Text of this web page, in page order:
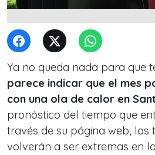
Ya no queda nada para que
parece indicar que el mes
con una ola de calor en
pronóstico del tiempo que
través de su página web, las
volverán a ser extremas en